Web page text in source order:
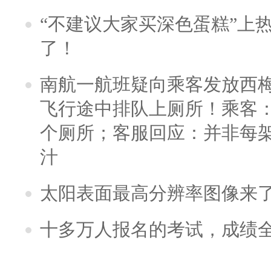
“不建议大家买深色蛋糕”上
了！
南航一航班疑向乘客发放西
飞行途中排队上厕所！乘客
个厕所；客服回应：并非每
汁
太阳表面最高分辨率图像来
十多万人报名的考试，成绩